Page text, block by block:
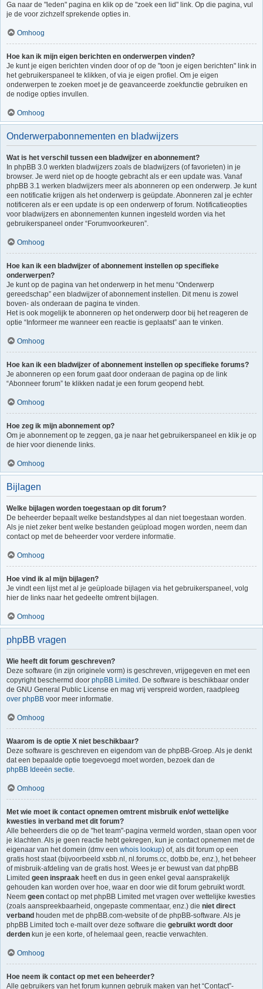
Ga naar de "leden" pagina en klik op de "zoek een lid" link. Op die pagina, vul
je de voor zichzelf sprekende opties in.
Omhoog
Hoe kan ik mijn eigen berichten en onderwerpen vinden?
Je kunt je eigen berichten vinden door of op de "toon je eigen berichten" link in
het gebruikerspaneel te klikken, of via je eigen profiel. Om je eigen
onderwerpen te zoeken moet je de geavanceerde zoekfunctie gebruiken en
de nodige opties invullen.
Omhoog
Onderwerpabonnementen en bladwijzers
Wat is het verschil tussen een bladwijzer en abonnement?
In phpBB 3.0 werkten bladwijzers zoals de bladwijzers (of favorieten) in je
browser. Je werd niet op de hoogte gebracht als er een update was. Vanaf
phpBB 3.1 werken bladwijzers meer als abonneren op een onderwerp. Je kunt
een notificatie krijgen als het onderwerp is geüpdate. Abonneren zal je echter
notificeren als er een update is op een onderwerp of forum. Notificatieopties
voor bladwijzers en abonnementen kunnen ingesteld worden via het
gebruikerspaneel onder “Forumvoorkeuren”.
Omhoog
Hoe kan ik een bladwijzer of abonnement instellen op specifieke
onderwerpen?
Je kunt op de pagina van het onderwerp in het menu “Onderwerp
gereedschap” een bladwijzer of abonnement instellen. Dit menu is zowel
boven- als onderaan de pagina te vinden.
Het is ook mogelijk te abonneren op het onderwerp door bij het reageren de
optie “Informeer me wanneer een reactie is geplaatst” aan te vinken.
Omhoog
Hoe kan ik een bladwijzer of abonnement instellen op specifieke forums?
Je abonneren op een forum gaat door onderaan de pagina op de link
“Abonneer forum” te klikken nadat je een forum geopend hebt.
Omhoog
Hoe zeg ik mijn abonnement op?
Om je abonnement op te zeggen, ga je naar het gebruikerspaneel en klik je op
de hier voor dienende links.
Omhoog
Bijlagen
Welke bijlagen worden toegestaan op dit forum?
De beheerder bepaalt welke bestandstypes al dan niet toegestaan worden.
Als je niet zeker bent welke bestanden geüpload mogen worden, neem dan
contact op met de beheerder voor verdere informatie.
Omhoog
Hoe vind ik al mijn bijlagen?
Je vindt een lijst met al je geüploade bijlagen via het gebruikerspaneel, volg
hier de links naar het gedeelte omtrent bijlagen.
Omhoog
phpBB vragen
Wie heeft dit forum geschreven?
Deze software (in zijn originele vorm) is geschreven, vrijgegeven en met een
copyright beschermd door phpBB Limited . De software is beschikbaar onder
de GNU General Public License en mag vrij verspreid worden, raadpleeg
over phpBB voor meer informatie.
Omhoog
Waarom is de optie X niet beschikbaar?
Deze software is geschreven en eigendom van de phpBB-Groep. Als je denkt
dat een bepaalde optie toegevoegd moet worden, bezoek dan de
phpBB Ideeën sectie.
Omhoog
Met wie moet ik contact opnemen omtrent misbruik en/of wettelijke
kwesties in verband met dit forum?
Alle beheerders die op de "het team"-pagina vermeld worden, staan open voor
je klachten. Als je geen reactie hebt gekregen, kun je contact opnemen met de
eigenaar van het domein (dmv een whois lookup) of, als dit forum op een
gratis host staat (bijvoorbeeld xsbb.nl, nl.forums.cc, dotbb.be, enz.), het beheer
of misbruik-afdeling van de gratis host. Wees je er bewust van dat phpBB
Limited geen inspraak heeft en dus in geen enkel geval aansprakelijk
gehouden kan worden over hoe, waar en door wie dit forum gebruikt wordt.
Neem geen contact op met phpBB Limited met vragen over wettelijke kwesties
(zoals aanspreekbaarheid, ongepaste commentaar, enz.) die niet direct
verband houden met de phpBB.com-website of de phpBB-software. Als je
phpBB Limited toch e-mailt over deze software die gebruikt wordt door
derden kun je een korte, of helemaal geen, reactie verwachten.
Omhoog
Hoe neem ik contact op met een beheerder?
Alle gebruikers van het forum kunnen gebruik maken van het “Contact”-